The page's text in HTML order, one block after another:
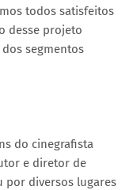
todos satisfeitos
desse projeto
segmentos
do cinegrafista
e diretor de
por diversos lugares